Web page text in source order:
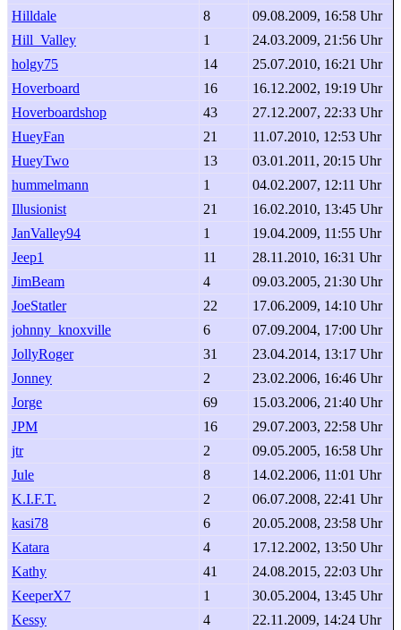
Hilldale
8
09.08.2009, 16:58 Uhr
Hill_Valley
1
24.03.2009, 21:56 Uhr
holgy75
14
25.07.2010, 16:21 Uhr
Hoverboard
16
16.12.2002, 19:19 Uhr
Hoverboardshop
43
27.12.2007, 22:33 Uhr
HueyFan
21
11.07.2010, 12:53 Uhr
HueyTwo
13
03.01.2011, 20:15 Uhr
hummelmann
1
04.02.2007, 12:11 Uhr
Illusionist
21
16.02.2010, 13:45 Uhr
JanValley94
1
19.04.2009, 11:55 Uhr
Jeep1
11
28.11.2010, 16:31 Uhr
JimBeam
4
09.03.2005, 21:30 Uhr
JoeStatler
22
17.06.2009, 14:10 Uhr
johnny_knoxville
6
07.09.2004, 17:00 Uhr
JollyRoger
31
23.04.2014, 13:17 Uhr
Jonney
2
23.02.2006, 16:46 Uhr
Jorge
69
15.03.2006, 21:40 Uhr
JPM
16
29.07.2003, 22:58 Uhr
jtr
2
09.05.2005, 16:58 Uhr
Jule
8
14.02.2006, 11:01 Uhr
K.I.F.T.
2
06.07.2008, 22:41 Uhr
kasi78
6
20.05.2008, 23:58 Uhr
Katara
4
17.12.2002, 13:50 Uhr
Kathy
41
24.08.2015, 22:03 Uhr
KeeperX7
1
30.05.2004, 13:45 Uhr
Kessy
4
22.11.2009, 14:24 Uhr